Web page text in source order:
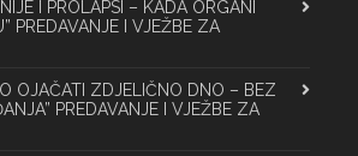
I PROLAPSI – KADA ORGANI
PREDAVANJE I VJEŽBE ZA
OJAČATI ZDJELIČNO DNO – BEZ
PREDAVANJE I VJEŽBE ZA